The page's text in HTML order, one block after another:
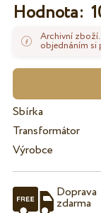
Hodnota:
Archivní zboží.
objednáním si
Sbírka
Transformátor
Výrobce
Doprava
zdarma